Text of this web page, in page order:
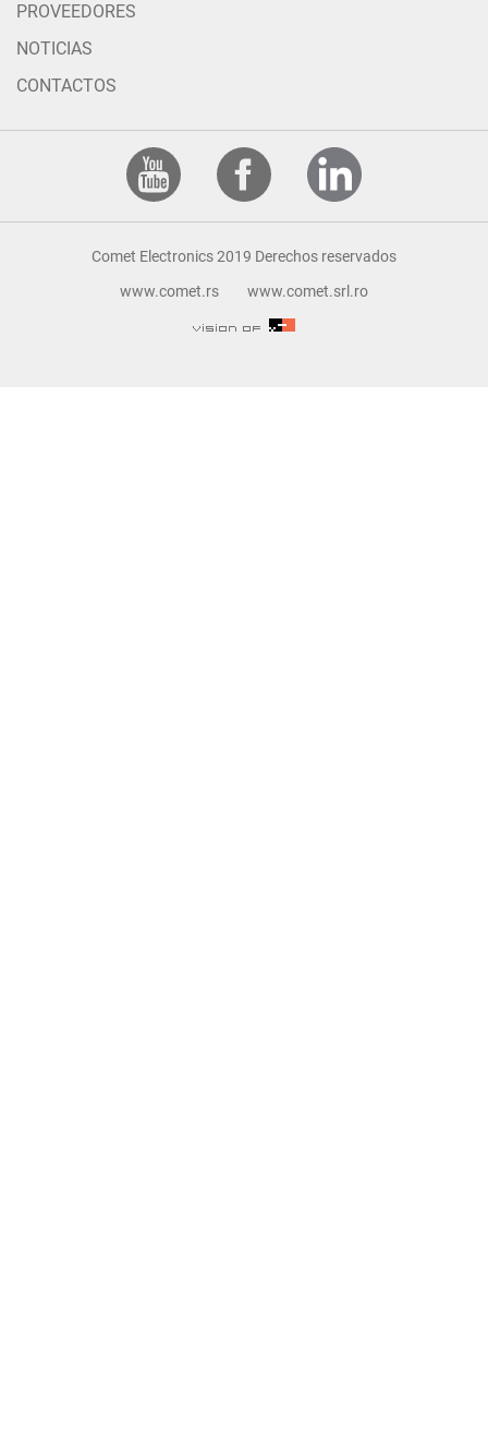
PROVEEDORES
NOTICIAS
CONTACTOS
Comet Electronics 2019 Derechos reservados
www.comet.rs
www.comet.srl.ro